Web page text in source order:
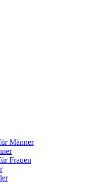
Männer
Frauen